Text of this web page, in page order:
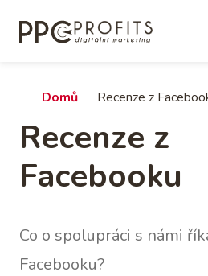
hlavnímu
Drobečková
navigace
Domů Recenze z
Recenze z
Facebooku
Co o spolupráci s námi
Facebooku?